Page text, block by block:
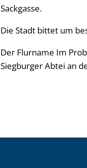
Sackgasse.
Die Stadt bittet um
Der Flurname Im
Siegburger Abtei an